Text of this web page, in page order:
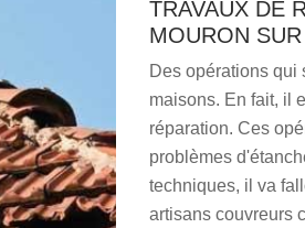
TRAVAUX DE
MOURON
Des opérations qui
maisons. En fait, il
réparation. Ces
problèmes
techniques, il va
artisans couvreurs